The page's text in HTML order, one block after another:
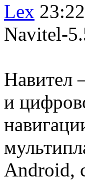
Lex
Navitel-
Навител
и
Android,